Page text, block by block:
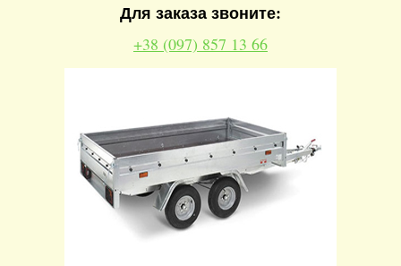
Для заказа звоните:
+38 (097) 857 13 66